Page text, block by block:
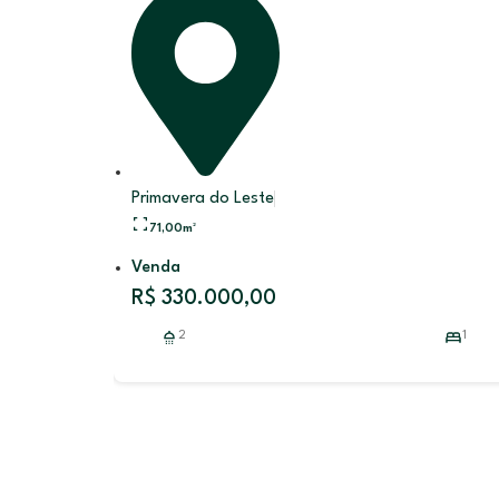
Primavera do Leste
71,00m²
Venda
R$ 330.000,00
2 1